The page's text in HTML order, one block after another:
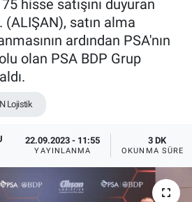
75 hisse satışını duyuran
(ALIŞAN), satın alma
ardından PSA'nın
olan PSA BDP Grup
Lojistik
22.09.2023 - 11:55
YAYINLANMA
3 DK
OKUNMA SÜRESI